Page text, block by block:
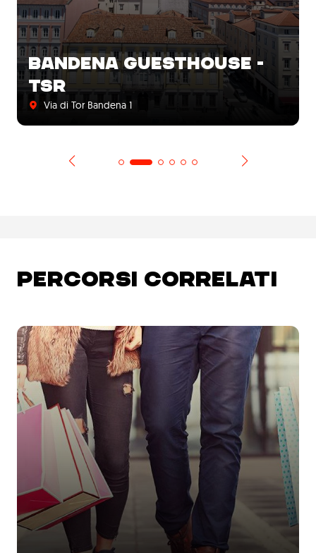
BANDENA GUESTHOUSE -
TSR
Via di Tor Bandena 1
PERCORSI CORRELATI